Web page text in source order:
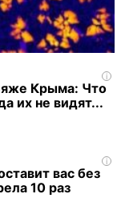
i
Крыма: Что
их не видят...
i
вас без
10 раз